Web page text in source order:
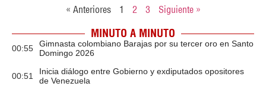
« Anteriores 1 2 3 Siguiente »
MINUTO A MINUTO
00:55
Gimnasta colombiano Barajas por su tercer oro en Santo
Domingo 2026
00:51
Inicia diálogo entre Gobierno y exdiputados opositores
de Venezuela